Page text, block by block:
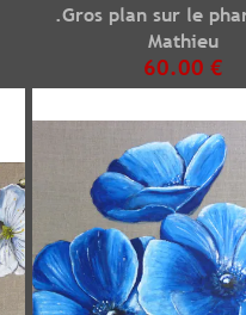
.Gros plan sur le
Mathieu
60.00 €